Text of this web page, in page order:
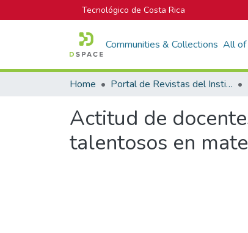
Tecnológico de Costa Rica
Communities & Collections All of
Home Portal de Revistas del Instituto Tecnológico de Costa Rica
Actitud de
talentosos en